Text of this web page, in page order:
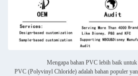
Mengapa bahan PVC lebih baik
PVC (Polyvinyl Chloride) adalah bahan populer